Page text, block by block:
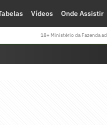
Vídeos Onde Assistir
18+ Ministério da Fazenda